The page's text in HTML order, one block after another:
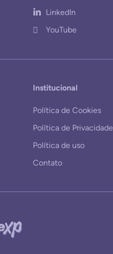
LinkedIn
YouTube
Institucional
Política de Cookies
Política de Privacidade
Política de uso
Contato